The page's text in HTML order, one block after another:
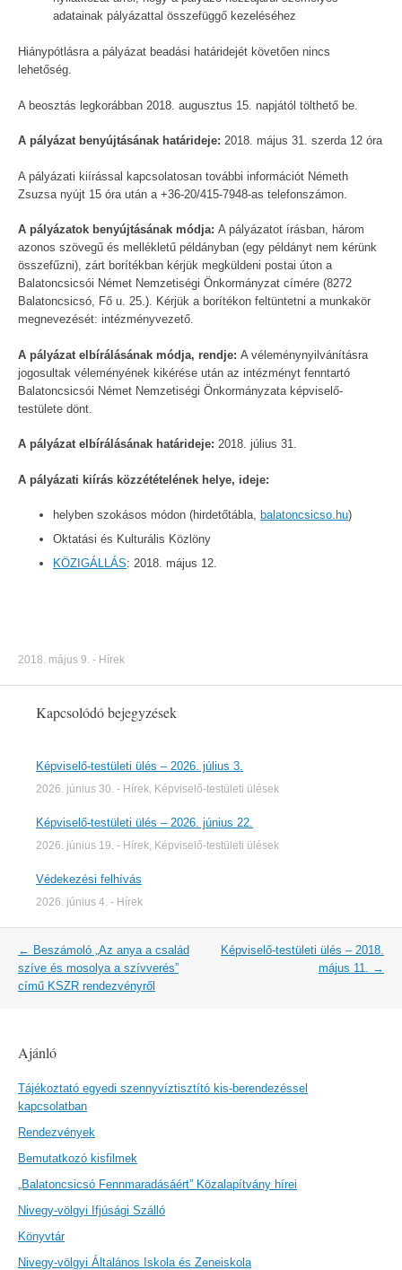
adatainak pályázattal összefüggő kezeléséhez
Hiánypótlásra a pályázat beadási határidejét követően nincs
lehetőség.
A beosztás legkorábban 2018. augusztus 15. napjától tölthető be.
A pályázat benyújtásának határideje: 2018. május 31. szerda 12 óra
A pályázati kiírással kapcsolatosan további információt Németh
Zsuzsa nyújt 15 óra után a +36-20/415-7948-as telefonszámon.
A pályázatok benyújtásának módja: A pályázatot írásban, három
azonos szövegű és mellékletű példányban (egy példányt nem kérünk
összefűzni), zárt borítékban kérjük megküldeni postai úton a
Balatoncsicsói Német Nemzetiségi Önkormányzat címére (8272
Balatoncsicsó, Fő u. 25.). Kérjük a borítékon feltüntetni a munkakör
megnevezését: intézményvezető.
A pályázat elbírálásának módja, rendje: A véleménynyilvánításra
jogosultak véleményének kikérése után az intézményt fenntartó
Balatoncsicsói Német Nemzetiségi Önkormányzata képviselő-
testülete dönt.
A pályázat elbírálásának határideje: 2018. július 31.
A pályázati kiírás közzétételének helye, ideje:
helyben szokásos módon (hirdetőtábla, balatoncsicso.hu)
Oktatási és Kulturális Közlöny
KÖZIGÁLLÁS: 2018. május 12.
2018. május 9. - Hírek
Kapcsolódó bejegyzések
Képviselő-testületi ülés – 2026. július 3.
2026. június 30. - Hírek Képviselő-testületi ülések
Képviselő-testületi ülés – 2026. június 22.
2026. június 19. - Hírek Képviselő-testületi ülések
Védekezési felhívás
2026. június 4. - Hírek
Post
navigation
← Beszámoló „Az anya a család
szíve és mosolya a szívverés”
című KSZR rendezvényről
Képviselő-testületi ülés – 2018.
május 11.
→
Ajánló
Tájékoztató egyedi szennyvíztisztító kis-berendezéssel
kapcsolatban
Rendezvények
Bemutatkozó kisfilmek
„Balatoncsicsó Fennmaradásáért” Közalapítvány hírei
Nivegy-völgyi Ifjúsági Szálló
Könyvtár
Nivegy-völgyi Általános Iskola és Zeneiskola